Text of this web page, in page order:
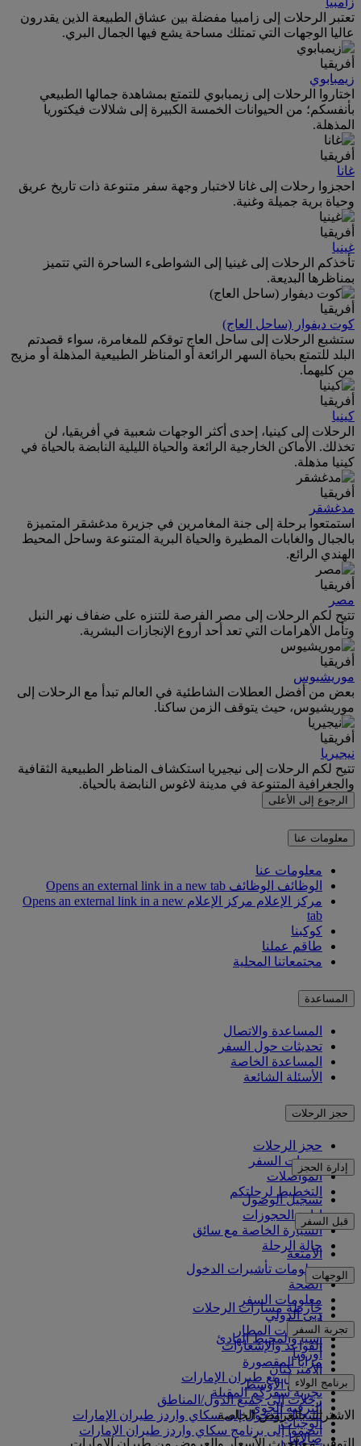
تعتبر الرحلات إلى زامبيا مفضلة بين عشاق الطبيعة الذين يقدرون
عاليا الوجهات التي تمتلك مساحة يشع فيها الجمال البري.
أفريقيا
زيمبابوي
اختاروا الرحلات إلى زيمبابوي للتمتع بمشاهدة جمالها الطبيعي
بأنفسكم؛ من الحيوانات الخمسة الكبيرة إلى شلالات فيكتوريا
المذهلة.
أفريقيا
غانا
احجزوا رحلات إلى غانا لاختبار وجهة سفر متنوعة ذات تاريخ عريق
وحياة برية جميلة وغنية.
أفريقيا
غينيا
تأخذكم الرحلات إلى غينيا إلى الشواطىء الساحرة التي تتميز
بمناظرها البديعة.
أفريقيا
كوت ديفوار (ساحل العاج)
ستشبع الرحلات إلى ساحل العاج توقكم للمغامرة، سواء قصدتم
البلد للتمتع بحياة السهر الرائعة أو المناظر الطبيعية المذهلة أو مزيج
من كليهما.
أفريقيا
كينيا
الرحلات إلى كينيا، إحدى أكثر الوجهات شعبية في أفريقيا، لن
تخذلك. الأماكن الخارجية الرائعة والحياة الليلية النابضة بالحياة في
كينيا مذهلة.
أفريقيا
مدغشقر
استمتعوا برحلة إلى جنة المغامرين في جزيرة مدغشقر المتميزة
بالجبال والغابات المطيرة والحياة البرية المتنوعة وساحل المحيط
الهندي الرائع.
أفريقيا
مصر
تتيح لكم الرحلات إلى مصر الفرصة للتنزه على ضفاف نهر النيل
وتأمل الأهرامات التي تعد أحد أروع الإنجازات البشرية.
أفريقيا
موريشيوس
بعض من أفضل العطلات الشاطئية في العالم تبدأ مع الرحلات إلى
موريشيوس، حيث يتوقف الزمن ساكنا.
أفريقيا
نيجيريا
تتيح لكم الرحلات إلى نيجيريا استكشاف المناظر الطبيعية الثقافية
والجغرافية المتنوعة في مدينة لاغوس النابضة بالحياة.
الرجوع إلى الأعلى
معلومات عنا
معلومات عنا
الوظائف الوظائف Opens an external link in a new tab
مركز الإعلام
مركز الإعلام Opens an external link in a new
tab
كوكبنا
طاقم عملنا
مجتمعاتنا المحلية
المساعدة
المساعدة والاتصال
تحديثات حول السفر
المساعدة الخاصة
الأسئلة الشائعة
حجز الرحلات
حجز الرحلات
خدمات السفر
المواصلات
التخطيط لرحلتكم
إدارة الحجز
تسجيل الوصول
إدارة الحجوزات
السيارة الخاصة مع سائق
حالة الرحلة
قبل السفر
الأمتعة
معلومات تأشيرات الدخول
الصحة
معلومات السفر
دبي الدولي
مواصلات المطار
القواعد والإشعارات
الوجهات
خارطة مسارات الرحلات
أفريقيا
آسيا والمحيط الهادئ
أوروبا
الأميركتان
الشرق الأوسط
رحلات إلى جميع الدول/المناطق
تجربة السفر
مزايا المقصورة
التسوق مع طيران الإمارات
تجربة سفركم المقبلة
الترفيه الجوي
الوجبات
صالاتنا
برنامج الولاء
تسجيل الدخول إلى سكاي واردز طيران الإمارات
انضموا إلى برنامج سكاي واردز طيران الإمارات
الاشتراك بالعروض الخاصة